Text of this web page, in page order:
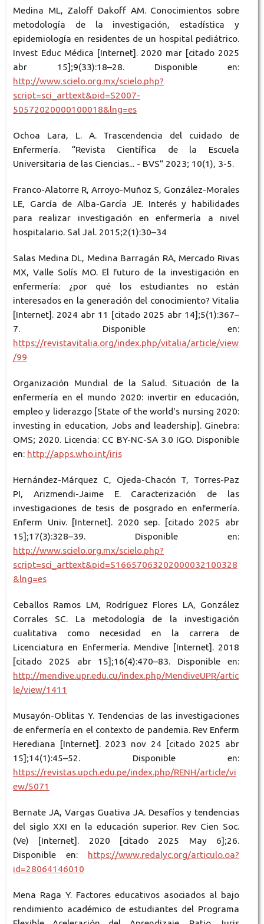
Medina ML, Zaloff Dakoff AM. Conocimientos sobre
metodología de la investigación, estadística y
epidemiología en residentes de un hospital pediátrico.
Invest Educ Médica [Internet]. 2020 mar [citado 2025
abr 15];9(33):18–28. Disponible en:
http://www.scielo.org.mx/scielo.php?
script=sci_arttext&pid=S2007-
50572020000100018&lng=es
Ochoa Lara, L. A. Trascendencia del cuidado de
Enfermería. “Revista Científica de la Escuela
Universitaria de las Ciencias... - BVS” 2023; 10(1), 3-5.
Franco-Alatorre R, Arroyo-Muñoz S, González-Morales
LE, García de Alba-García JE. Interés y habilidades
para realizar investigación en enfermería a nivel
hospitalario. Sal Jal. 2015;2(1):30–34
Salas Medina DL, Medina Barragán RA, Mercado Rivas
MX, Valle Solís MO. El futuro de la investigación en
enfermería: ¿por qué los estudiantes no están
interesados en la generación del conocimiento? Vitalia
[Internet]. 2024 abr 11 [citado 2025 abr 14];5(1):367–
7. Disponible en:
https://revistavitalia.org/index.php/vitalia/article/view
/99
Organización Mundial de la Salud. Situación de la
enfermería en el mundo 2020: invertir en educación,
empleo y liderazgo [State of the world's nursing 2020:
investing in education, Jobs and leadership]. Ginebra:
OMS; 2020. Licencia: CC BY-NC-SA 3.0 IGO. Disponible
en: http://apps.who.int/iris
Hernández-Márquez C, Ojeda-Chacón T, Torres-Paz
PI, Arizmendi-Jaime E. Caracterización de las
investigaciones de tesis de posgrado en enfermería.
Enferm Univ. [Internet]. 2020 sep. [citado 2025 abr
15];17(3):328–39. Disponible en:
http://www.scielo.org.mx/scielo.php?
script=sci_arttext&pid=S16657063202000032100328
&lng=es
Ceballos Ramos LM, Rodríguez Flores LA, González
Corrales SC. La metodología de la investigación
cualitativa como necesidad en la carrera de
Licenciatura en Enfermería. Mendive [Internet]. 2018
[citado 2025 abr 15];16(4):470–83. Disponible en:
http://mendive.upr.edu.cu/index.php/MendiveUPR/artic
le/view/1411
Musayón-Oblitas Y. Tendencias de las investigaciones
de enfermería en el contexto de pandemia. Rev Enferm
Herediana [Internet]. 2023 nov 24 [citado 2025 abr
15];14(1):45–52. Disponible en:
https://revistas.upch.edu.pe/index.php/RENH/article/vi
ew/5071
Bernate JA, Vargas Guativa JA. Desafíos y tendencias
del siglo XXI en la educación superior. Rev Cien Soc.
(Ve) [Internet]. 2020 [citado 2025 May 6];26.
Disponible en: https://www.redalyc.org/articulo.oa?
id=28064146010
Mena Raga Y. Factores educativos asociados al bajo
rendimiento académico de estudiantes del Programa